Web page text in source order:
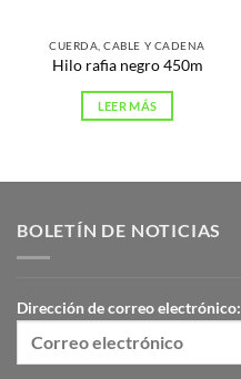
CUERDA, CABLE Y CADENA
Hilo rafia negro 450m
LEER MÁS
BOLETÍN DE NOTICIAS
Dirección de correo electrónico: